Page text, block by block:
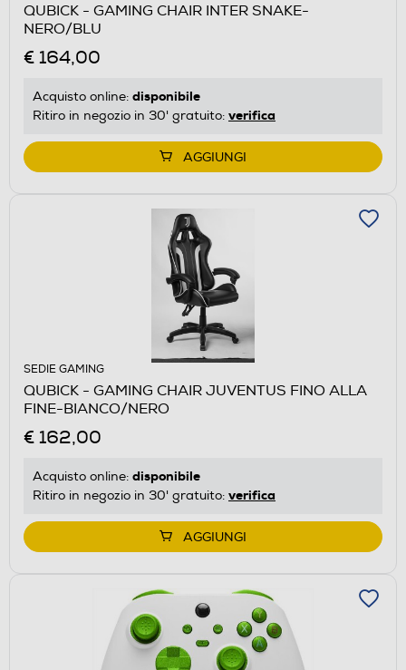
QUBICK - GAMING CHAIR INTER SNAKE-
NERO/BLU
€ 164,00
Acquisto online: disponibile
Ritiro in negozio in 30' gratuito: verifica
AGGIUNGI
SEDIE GAMING
QUBICK - GAMING CHAIR JUVENTUS FINO ALLA
FINE-BIANCO/NERO
€ 162,00
Acquisto online: disponibile
Ritiro in negozio in 30' gratuito: verifica
AGGIUNGI